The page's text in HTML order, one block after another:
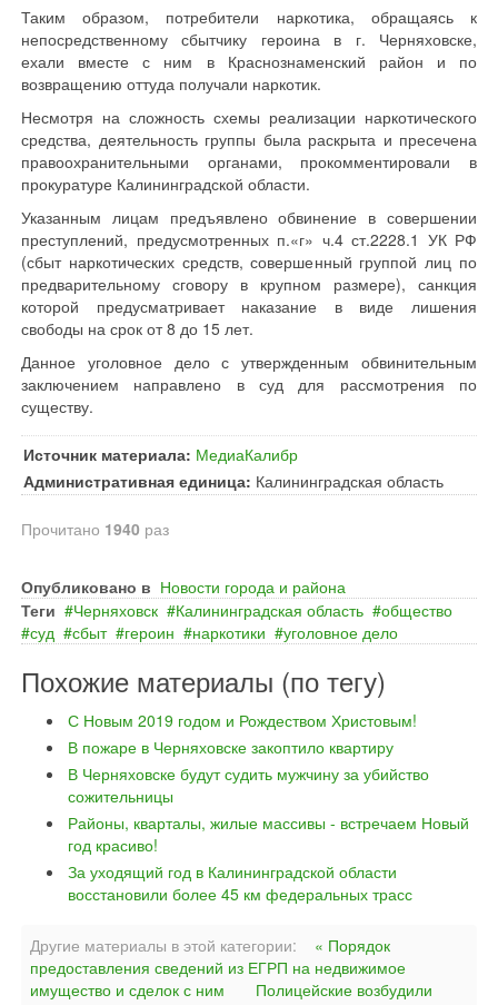
Таким образом, потребители наркотика, обращаясь к
непосредственному сбытчику героина в г. Черняховске,
ехали вместе с ним в Краснознаменский район и по
возвращению оттуда получали наркотик.
Несмотря на сложность схемы реализации наркотического
средства, деятельность группы была раскрыта и пресечена
правоохранительными органами, прокомментировали в
прокуратуре Калининградской области.
Указанным лицам предъявлено обвинение в совершении
преступлений, предусмотренных п.«г» ч.4 ст.2228.1 УК РФ
(сбыт наркотических средств, совершенный группой лиц по
предварительному сговору в крупном размере), санкция
которой предусматривает наказание в виде лишения
свободы на срок от 8 до 15 лет.
Данное уголовное дело с утвержденным обвинительным
заключением направлено в суд для рассмотрения по
существу.
Источник материала: МедиаКалибр
Административная единица: Калининградская область
Прочитано 1940 раз
Опубликовано в Новости города и района
Теги
Черняховск Калининградская область
общество
суд
сбыт героин наркотики уголовное дело
Похожие материалы (по тегу)
С Новым 2019 годом и Рождеством Христовым!
В пожаре в Черняховске закоптило квартиру
В Черняховске будут судить мужчину за убийство
сожительницы
Районы, кварталы, жилые массивы - встречаем Новый
год красиво!
За уходящий год в Калининградской области
восстановили более 45 км федеральных трасс
Другие материалы в этой категории:
« Порядок
предоставления сведений из ЕГРП на недвижимое
имущество и сделок с ним
Полицейские возбудили